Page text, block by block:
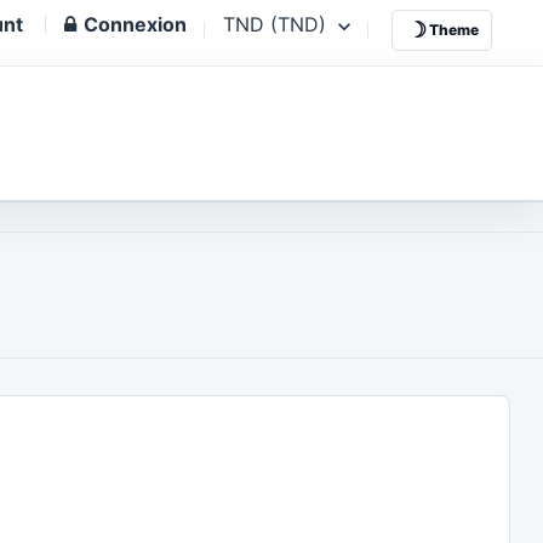
Connexion TND (TND) ☽Theme